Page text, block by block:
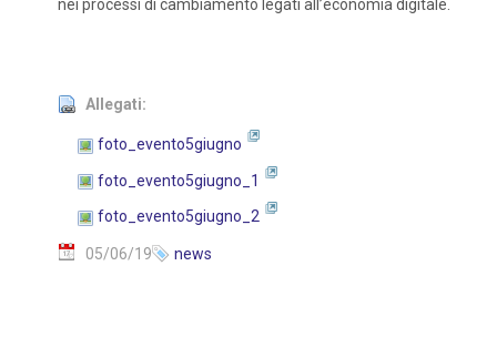
nei processi di cambiamento legati all’economia digitale.
Allegati:
foto_evento5giugno
foto_evento5giugno_1
foto_evento5giugno_2
05/06/19 news